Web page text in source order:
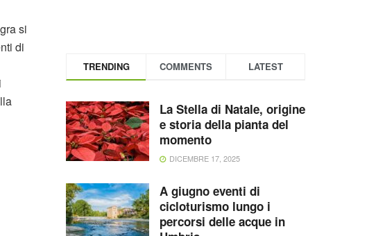
si
di
TRENDING COMMENTS LATEST
La Stella di Natale, origine
e storia della pianta del
momento
DICEMBRE 17, 2025
A giugno eventi di
cicloturismo lungo i
percorsi delle acque in